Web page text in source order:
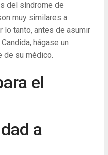
del síndrome de
muy similares a
lo tanto, antes de asumir
hágase un
de su médico.
el
a